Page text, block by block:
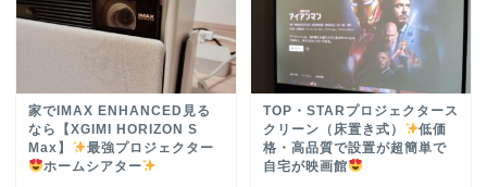
家でIMAX ENHANCED見る
なら【XGIMI HORIZON S
Max】
最強プロジェクター
ホームシアター
TOP・STARプロジェクタース
クリーン（床置き式）
低価
格・高品質で設置が超簡単で
自宅が映画館